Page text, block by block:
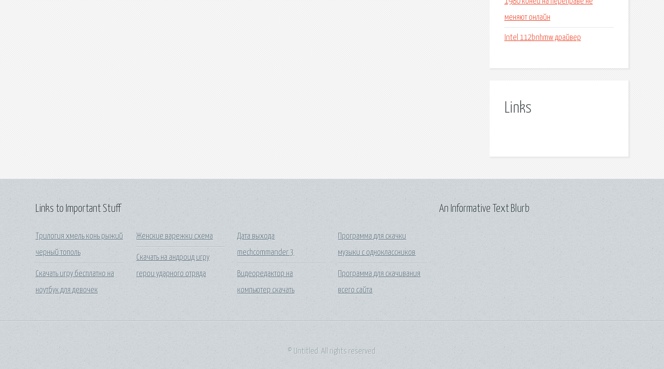
меняют онлайн
Intel 112bnhmw драйвер
Links
Links to Important Stuff
Трилогия хмель конь рыжий
черный тополь
Скачать игру бесплатно на
ноутбук для девочек
Женские варежки схема
Скачать на андроид игру
герои ударного отряда
Дата выхода
mechcommander 3
Видеоредактор на
компьютер скачать
Программа для скачки
музыки с одноклассников
Программа для скачивания
всего сайта
An Informative Text Blurb
© Untitled. All rights reserved.